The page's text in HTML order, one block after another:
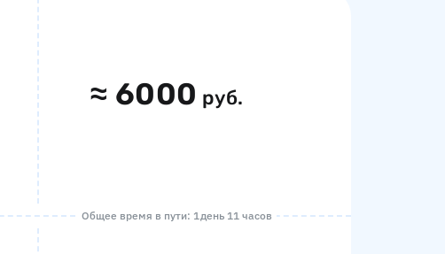
≈ 6000 руб.
Общее время в пути: 1 день 11 часов